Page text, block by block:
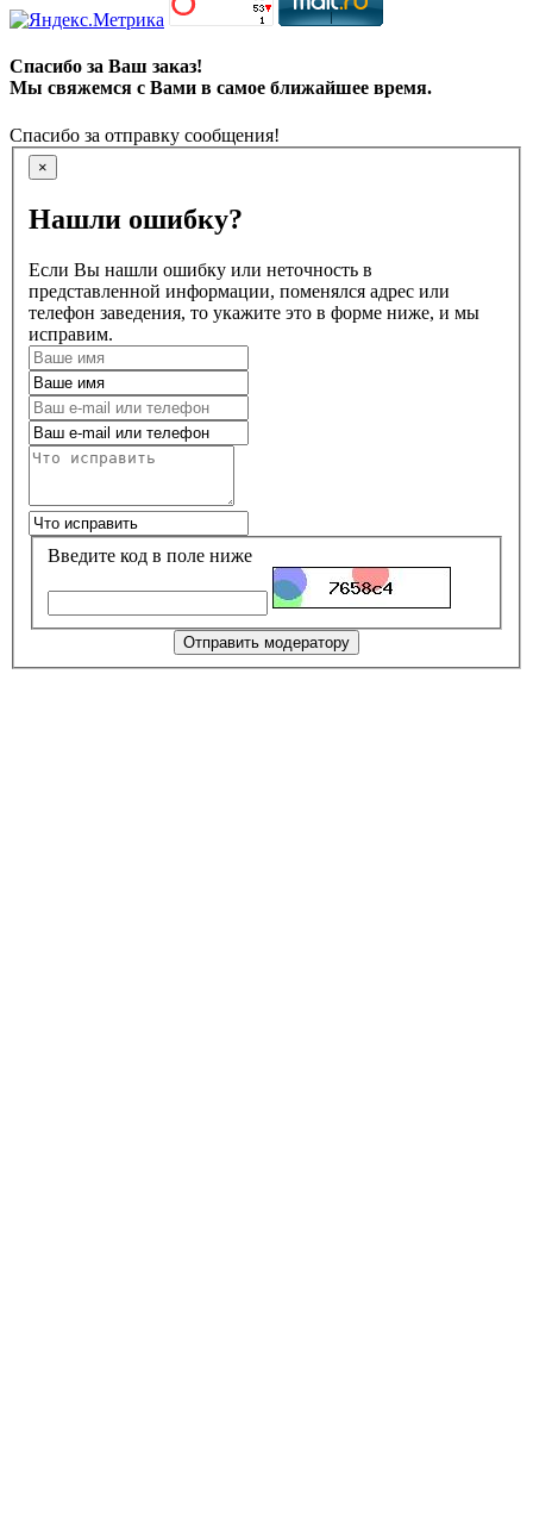
Спасибо за Ваш заказ!
Мы свяжемся с Вами в самое ближайшее время.
Спасибо за отправку сообщения!
×
Нашли ошибку?
Если Вы нашли ошибку или неточность в
представленной информации, поменялся адрес или
телефон заведения, то укажите это в форме ниже, и мы
исправим.
Введите код в поле ниже
Отправить модератору